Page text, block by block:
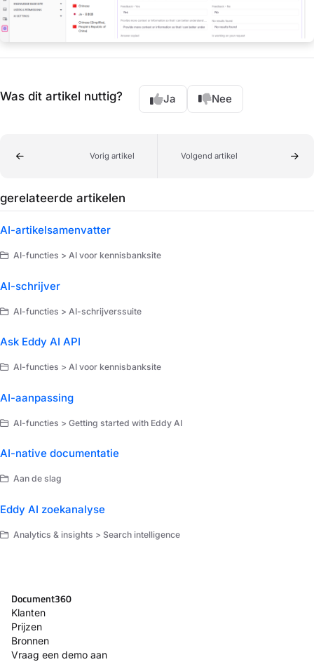
Was dit artikel nuttig? Ja Nee
Vorig artikel Volgend artikel
gerelateerde artikelen
AI-artikelsamenvatter
AI-functies > AI voor kennisbanksite
AI-schrijver
AI-functies > AI-schrijverssuite
Ask Eddy AI API
AI-functies > AI voor kennisbanksite
AI-aanpassing
AI-functies > Getting started with Eddy AI
AI-native documentatie
Aan de slag
Eddy AI zoekanalyse
Analytics & insights > Search intelligence
Document360
Klanten
Prijzen
Bronnen
Vraag een demo aan